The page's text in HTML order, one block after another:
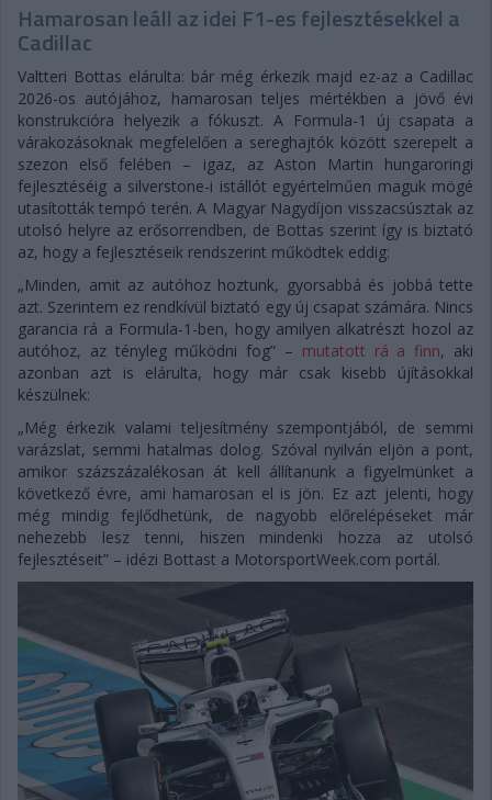
Hamarosan leáll az idei F1-es fejlesztésekkel a
Cadillac
Valtteri Bottas elárulta: bár még érkezik majd ez-az a Cadillac
2026-os autójához, hamarosan teljes mértékben a jövő évi
konstrukcióra helyezik a fókuszt. A Formula-1 új csapata a
várakozásoknak megfelelően a sereghajtók között szerepelt a
szezon első felében – igaz, az Aston Martin hungaroringi
fejlesztéséig a silverstone-i istállót egyértelműen maguk mögé
utasították tempó terén. A Magyar Nagydíjon visszacsúsztak az
utolsó helyre az erősorrendben, de Bottas szerint így is biztató
az, hogy a fejlesztéseik rendszerint működtek eddig:
„Minden, amit az autóhoz hoztunk, gyorsabbá és jobbá tette
azt. Szerintem ez rendkívül biztató egy új csapat számára. Nincs
garancia rá a Formula-1-ben, hogy amilyen alkatrészt hozol az
autóhoz, az tényleg működni fog” – mutatott rá a finn, aki
azonban azt is elárulta, hogy már csak kisebb újításokkal
készülnek:
„Még érkezik valami teljesítmény szempontjából, de semmi
varázslat, semmi hatalmas dolog. Szóval nyilván eljön a pont,
amikor százszázalékosan át kell állítanunk a figyelmünket a
következő évre, ami hamarosan el is jön. Ez azt jelenti, hogy
még mindig fejlődhetünk, de nagyobb előrelépéseket már
nehezebb lesz tenni, hiszen mindenki hozza az utolsó
fejlesztéseit” – idézi Bottast a MotorsportWeek.com portál.